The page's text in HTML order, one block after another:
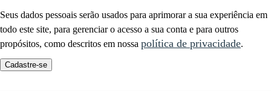
Seus dados pessoais serão usados para aprimorar a sua experiência em
todo este site, para gerenciar o acesso a sua conta e para outros
propósitos, como descritos em nossa política de privacidade.
Cadastre-se